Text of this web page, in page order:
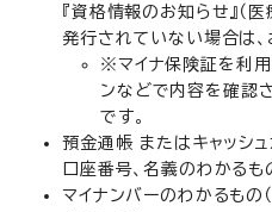
『資格情報のお知らせ』（
発行されていない場合は、
※マイナ保険証を利用
ンなどで内容を確認
です。
預金通帳 またはキャッシュ
口座番号、名義のわかるも
マイナンバーのわかるもの